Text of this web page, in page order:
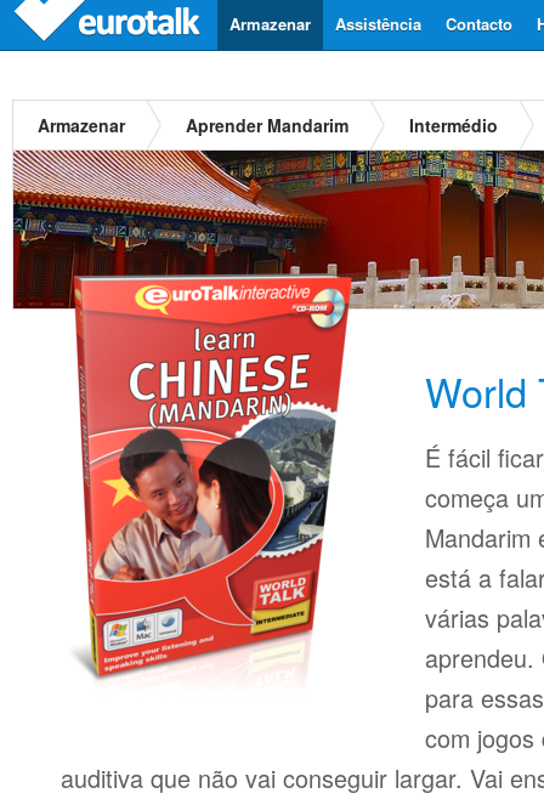
Contacto
Assistência
Armazenar
Armazenar Aprender Mandarim Intermédio
World
É fácil
começa
Mandarim
está a
várias
aprendeu.
para
com jogos
auditiva que não vai conseguir largar. Vai